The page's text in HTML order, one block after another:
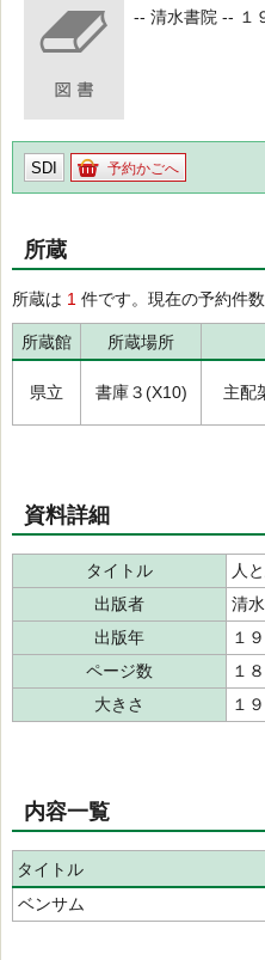
-- 清水書院 -- １
SDI 予約かごへ
所蔵
所蔵は 1 件です。現在の予約件
所蔵館 所蔵場所
県立 書庫３(X10) 主配
資料詳細
タイトル
人
出版者
清
出版年
１
ページ数
１
大きさ
１
内容一覧
タイトル
ベンサム